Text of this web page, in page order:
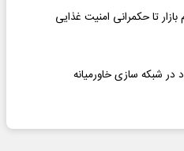
بازار تا حکمرانی امنیت غذایی
در شبکه سازی خاورمیانه